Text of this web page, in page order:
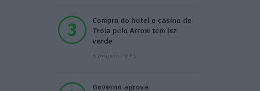
Compra do hotel e casino de
Troia pelo Arrow tem luz
verde
5 Agosto 2026
Governo aprova